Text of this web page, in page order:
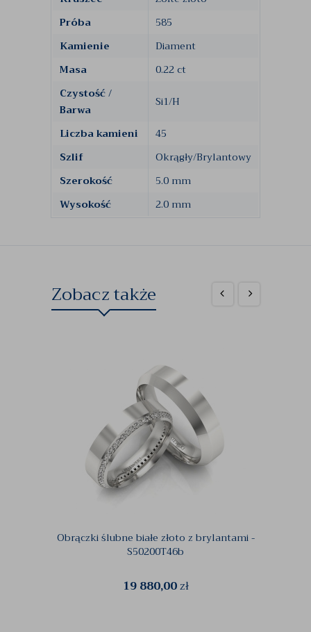
Próba
585
Kamienie
Diament
Masa
0.22 ct
Czystość /
Barwa
Si1/H
Liczba kamieni
45
Szlif
Okrągły/Brylantowy
Szerokość
5.0 mm
Wysokość
2.0 mm
Zobacz także
Obrączki ślubne białe złoto z brylantami -
S50200T46b
19 880,00zł